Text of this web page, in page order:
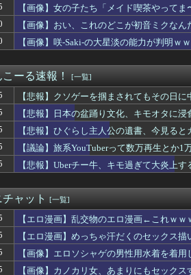
（52）「新作ラブコメ書いたぞ！ｗ」X民「
ル・パニック!】KADOKAWA PLASTIC
】インドの暴走族、レベチｗｗｗｗ怖すぎ
国神社、境内での「コスプレ衣装」「軍装」
いかわの映画館、小学生女児から中年男性へ
上「みい山への『障害者への配慮が足りない
優の佐倉綾音さん、ファンサービスも欠かさ
ニューガンダムHWSのヘッドアーマーが後
ダー】単発要素が強めの回、みんなはどれが
ス】髪下ろし水着ちょこ先輩がエ〇チすぎる
を救います」←飽きた。おっさんにしろ
ンターハンターさん、ガチで最強の新能力を
少女「女性の皆さんへ。パンツを履かずにを
を題材とした小説を書いたけど、誰か読んで
子「ちょっと待って、ワイくんってハンター
リーズでダントツのクソ親キャラｗｗｗｗｗ
ーロン「Xでインプレゾンビが多すぎるから
】めっちゃ汗だくのセックス描いたエロ漫画
令和のダラさん」、ガチのマジでシコらせに
E】オートだと名無し砲連射するのやめて…
【画像】女の子たち「メイド喫茶やって
【画像】おい、これのどこが初音ミクなん
【画像】咲-Saki-の大星淡の能力が判明ｗ
ーる速報！ [一覧]
【悲報】クソゲーを掴まされてもその日
【悲報】日本の盆踊り文化、キモオタに浸
【悲報】ひぐらし主人公の遺書、今見る
【議論】旅系YouTuberって数万再生とか
【悲報】Uberチー牛、キモ過ぎて大炎上す
チャット [一覧]
【エロ漫画】乱交物のエロ漫画←これｗｗ
【エロ漫画】めっちゃ汗だくのセックス描
【画像】エロソシャゲの男性用水着を着
【画像】カノカリ女、あまりにもセック